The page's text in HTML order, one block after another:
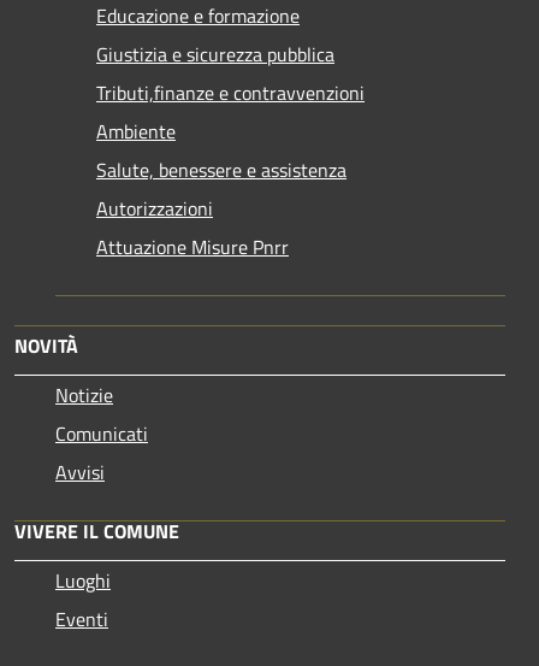
Educazione e formazione
Giustizia e sicurezza pubblica
Tributi,finanze e contravvenzioni
Ambiente
Salute, benessere e assistenza
Autorizzazioni
Attuazione Misure Pnrr
NOVITÀ
Notizie
Comunicati
Avvisi
VIVERE IL COMUNE
Luoghi
Eventi